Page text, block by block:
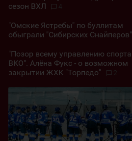
сезон ВХЛ
4
"Омские Ястребы" по буллитам
обыграли "Сибирских Снайперов"
"Позор всему управлению спорта
ВКО". Алёна Фукс - о возможном
закрытии ЖХК "Торпедо"
2